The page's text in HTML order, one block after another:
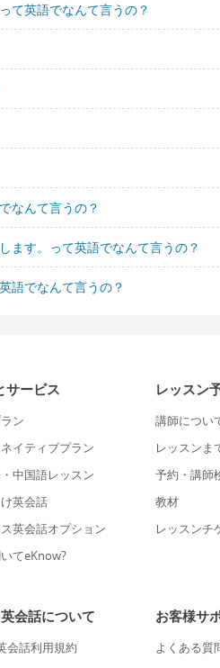
て英語でなんて言うの？
なんて言うの？
ます。って英語でなんて言うの？
語でなんて言うの？
サービス
ン
イティブプラン
中国語レッスン
英会話
英会話オプション
てeKnow?
レッスン
講師につい
レッスンま
予約・講師
教材
レッスンチ
会話について
会話利用規約
お客様サ
よくある質